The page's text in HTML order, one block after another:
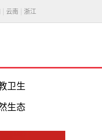
云南 浙江
卫生
生态